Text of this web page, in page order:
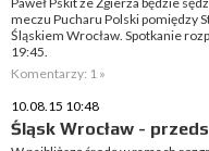
meczu Pucharu Polski pomiędzy
Śląskiem Wrocław. Spotkanie
19:45.
Komentarzy: 1 »
10.08.15 10:48
Śląsk Wrocław -